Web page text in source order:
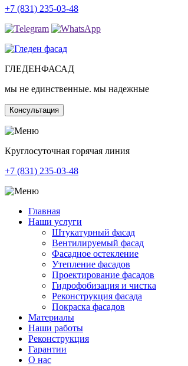
+7 (831) 235-03-48
ГЛЕДЕНФАСАД
мы не единственные. мы надежные
Консультация
Круглосуточная горячая линия
+7 (831) 235-03-48
Главная
Наши услуги
Штукатурный фасад
Вентилируемый фасад
Фасадное остекление
Утепление фасадов
Проектирование фасадов
Гидрофобизация и чистка
Реконструкция фасада
Покраска фасадов
Материалы
Наши работы
Реконструкция
Гарантии
О нас